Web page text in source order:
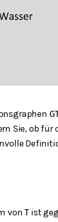
G
Sie, ob
vonT ist